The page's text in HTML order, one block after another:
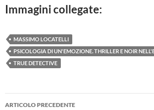
Immagini collegate:
MASSIMO LOCATELLI
PSICOLOGIA DI UN'EMOZIONE. THRILLER E NOIR
TRUE DETECTIVE
Navigazione
ARTICOLO PRECEDENTE